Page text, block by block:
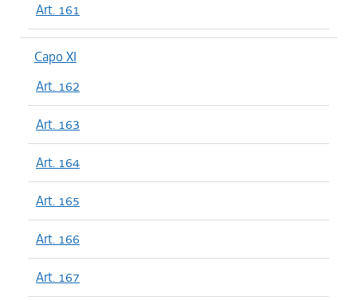
Art. 161
Capo XI
Art. 162
Art. 163
Art. 164
Art. 165
Art. 166
Art. 167